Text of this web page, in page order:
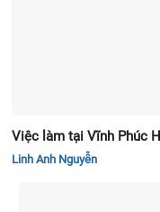
Việc làm tại Vĩnh Phúc
Linh Anh Nguyễn